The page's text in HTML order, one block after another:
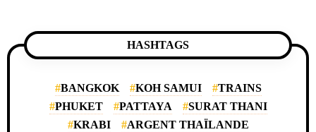
HASHTAGS
BANGKOK KOH SAMUI
TRAINS
PHUKET
PATTAYA
SURAT THANI
KRABI
ARGENT THAÏLANDE